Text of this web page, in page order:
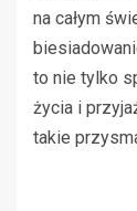
na całym
to nie tylko
życia i
takie